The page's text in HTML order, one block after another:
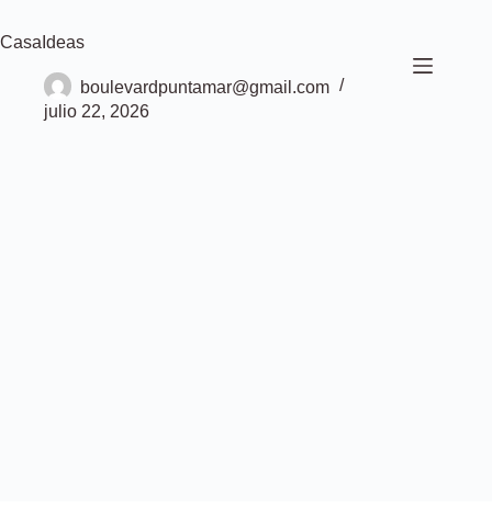
contenido
CasaIdeas
boulevardpuntamar@gmail.com
julio 22, 2026